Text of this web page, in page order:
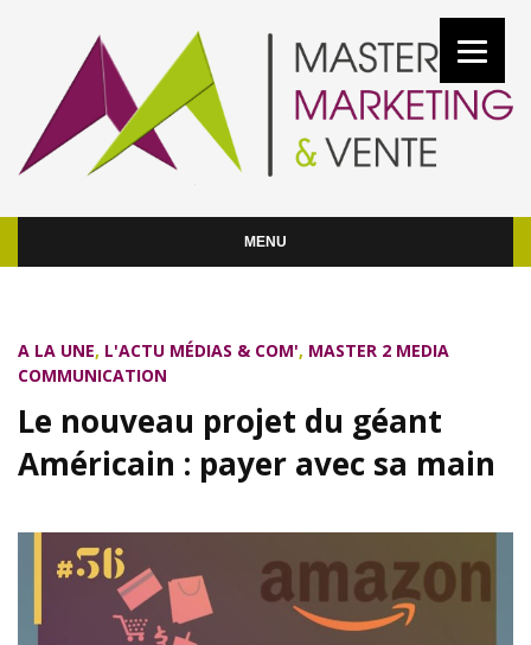
MENU
A LA UNE, L'ACTU MÉDIAS & COM', MASTER 2 MEDIA
COMMUNICATION
Le nouveau projet du géant
Américain : payer avec sa main